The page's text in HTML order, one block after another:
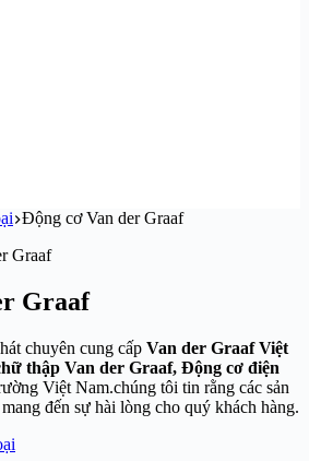
Động cơ Van der Graaf
Graaf
chuyên cung cấp Van der Graaf Việt
thập Van der Graaf, Động cơ điện
Việt Nam.chúng tôi tin rằng các sản
mang đến sự hài lòng cho quý khách hàng.